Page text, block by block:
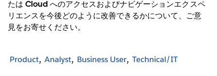
たは Cloud へのアクセスおよびナビゲーションエクスペ
リエンスを今後どのように改善できるかについて、ご意
見をお寄せください。
Product Analyst Business User Technical/IT